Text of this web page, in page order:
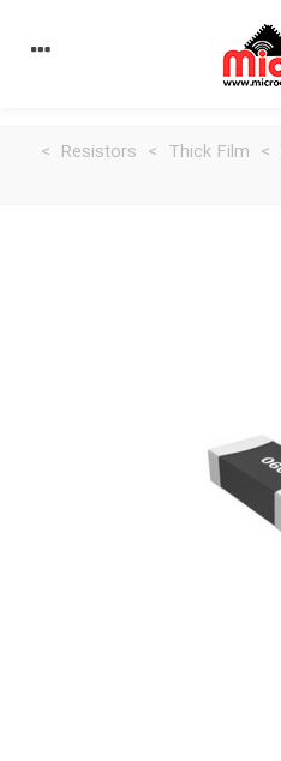
>
Resistors > Thick Film
>